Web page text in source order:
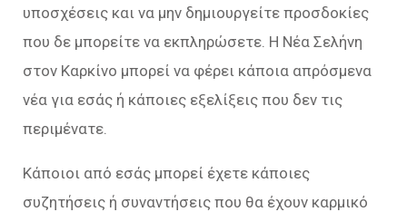
υποσχέσεις και να μην δημιουργείτε προσδοκίες
που δε μπορείτε να εκπληρώσετε. Η Νέα Σελήνη
στον Καρκίνο μπορεί να φέρει κάποια απρόσμενα
νέα για εσάς ή κάποιες εξελίξεις που δεν τις
περιμένατε.
Κάποιοι από εσάς μπορεί έχετε κάποιες
συζητήσεις ή συναντήσεις που θα έχουν καρμικό